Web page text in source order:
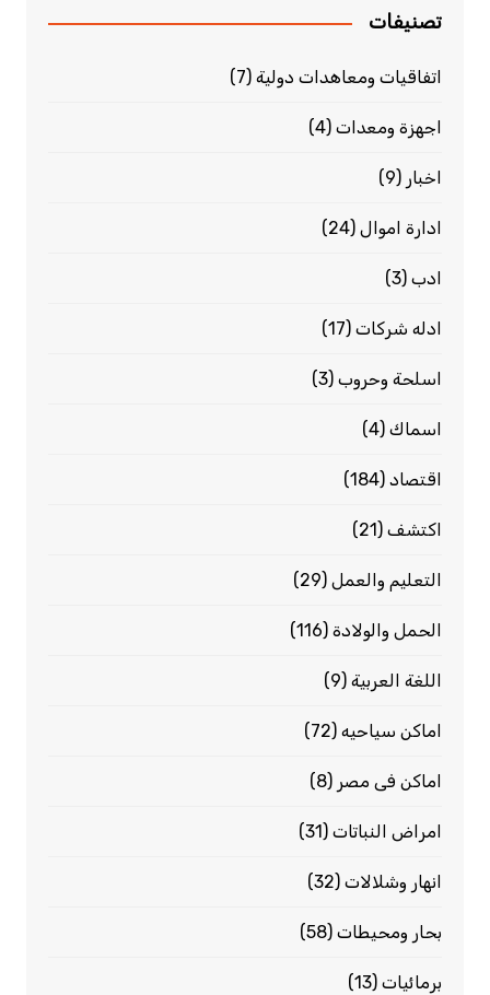
تصنيفات
اتفاقيات ومعاهدات دولية(7)
اجهزة ومعدات(4)
اخبار (9)
ادارة اموال(24)
ادب(3)
ادله شركات(17)
اسلحة وحروب(3)
اسماك(4)
اقتصاد(184)
اكتشف(21)
التعليم والعمل(29)
الحمل والولادة(116)
اللغة العربية(9)
اماكن سياحيه(72)
اماكن فى مصر (8)
امراض النباتات(31)
انهار وشلالات(32)
بحار ومحيطات(58)
برمائيات(13)